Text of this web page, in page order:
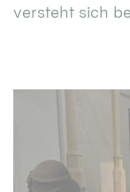
versteht sich